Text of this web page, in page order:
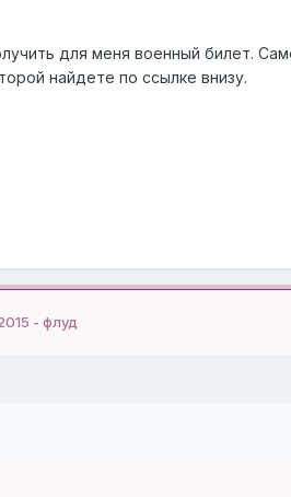
для меня военный билет.
найдете по ссылке внизу.
- флуд